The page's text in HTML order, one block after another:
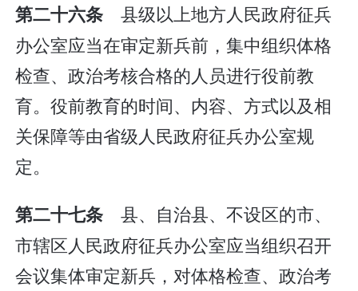
第二十六条 县级以上地方人民政府征兵
办公室应当在审定新兵前，集中组织体格
检查、政治考核合格的人员进行役前教
育。役前教育的时间、内容、方式以及相
关保障等由省级人民政府征兵办公室规
定。
第二十七条 县、自治县、不设区的市、
市辖区人民政府征兵办公室应当组织召开
会议集体审定新兵，对体格检查、政治考